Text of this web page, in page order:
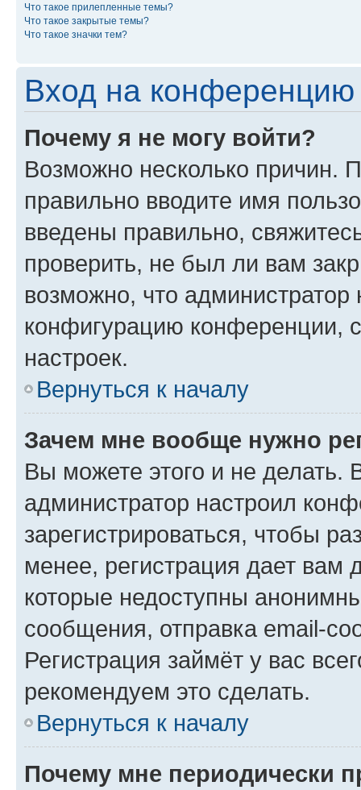
Что такое прилепленные темы?
Что такое закрытые темы?
Что такое значки тем?
Вход на конференцию
Почему я не могу войти?
Возможно несколько причин.
правильно вводите имя
введены правильно,
проверить, не был ли вам
возможно, что администратор
конфигурацию конференции,
настроек.
Вернуться к началу
Зачем мне вообще нужно
Вы можете этого и не делать.
администратор настроил
зарегистрироваться, чтобы
менее, регистрация дает вам
которые недоступны
сообщения, отправка email-
Регистрация займёт у вас
рекомендуем это сделать.
Вернуться к началу
Почему мне периодически